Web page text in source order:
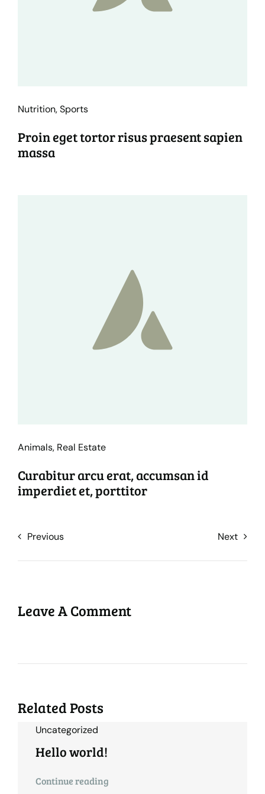
Nutrition,Sports
Proin eget tortor risus praesent sapien
massa
Animals, Real Estate
Curabitur arcu erat, accumsan id
imperdiet et, porttitor
Previous Next
Leave A Comment
Related Posts
Uncategorized
Hello world!
Continue reading